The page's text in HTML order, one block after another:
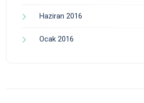
Haziran 2016
Ocak 2016